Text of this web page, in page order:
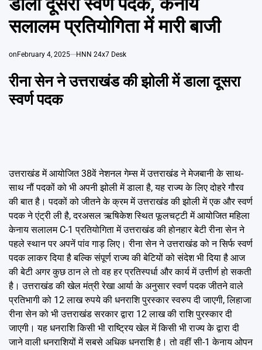
सलालम प्रतियोगिता में मारी बाजी
on February 4, 2025 HNN 24x7 Desk
रीना सेन ने उत्तराखंड की झोली में डाला दूसरा
स्वर्ण पदक
उत्तराखंड में आयोजित 38वें नेशनल गेम्स में उत्तराखंड ने मेजबानी के साथ-
साथ नौं पदकों को भी अपनी झोली में डाला है, यह राज्य के लिए दोहरे गौरव
की बात है। पदकों को जीतने के क्रम में उत्तराखंड की झोली में एक और स्वर्ण
पदक ने एंट्री ली है, दरअसल ऋषिकेश स्थित फूलचट्टी में आयोजित महिला
केनाय सलालम C-1 प्रतियोगिता में उत्तराखंड की होनहार बेटी रीना सेन ने
पहले स्थान पर अपनें पांव गाड़ लिए। रीना सेन ने उत्तराखंड को न सिर्फ स्वर्ण
पदक लाकर दिया है बल्कि संपूर्ण राज्य की बेटियों को संदेश भी दिया है आज
की बेटी अगर कुछ ठान ले तो वह हर प्रतिस्पर्धा और कार्य में उत्तीर्ण हो सकती
है। उत्तराखंड की खेल मंत्री रेखा आर्या के अनुसार स्वर्ण पदक जीतने वाले
प्रतिभागी को 12 लाख रुपये की धनराशि पुरस्कार स्वरुप दी जाएगी, लिहाजा
रीना सेन को भी उत्तराखंड सरकार द्वारा 12 लाख की राशि पुरस्कार दी
जाएगी। यह धनराशि किसी भी राष्ट्रिय खेल में किसी भी राज्य के द्वारा दी
जाने वाली धनराशियों में सबसे अधिक धनराशि है। तो वहीं सी-1 केनाय ओपन